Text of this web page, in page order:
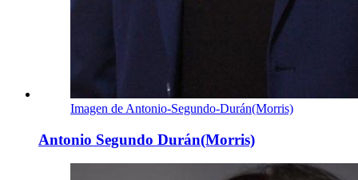
Imagen de Antonio-Segundo-Durán(Morris)
Antonio Segundo Durán(Morris)